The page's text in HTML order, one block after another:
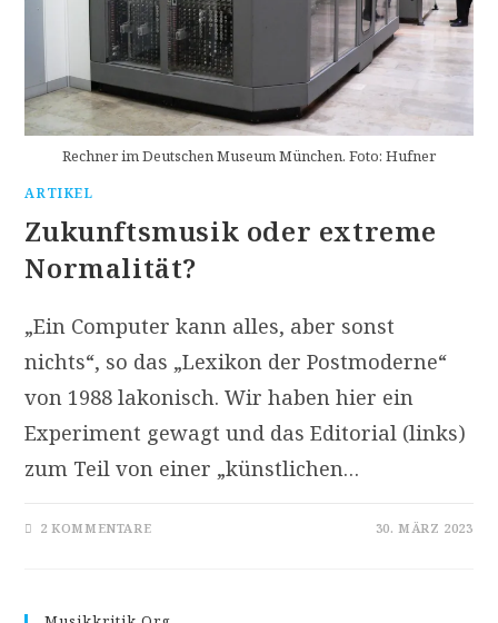
Rechner im Deutschen Museum München. Foto: Hufner
ARTIKEL
Zukunftsmusik oder extreme
Normalität?
„Ein Computer kann alles, aber sonst
nichts“, so das „Lexikon der Postmoderne“
von 1988 lakonisch. Wir haben hier ein
Experiment gewagt und das Editorial (links)
zum Teil von einer „künstlichen…
2 KOMMENTARE 30. MÄRZ 2023